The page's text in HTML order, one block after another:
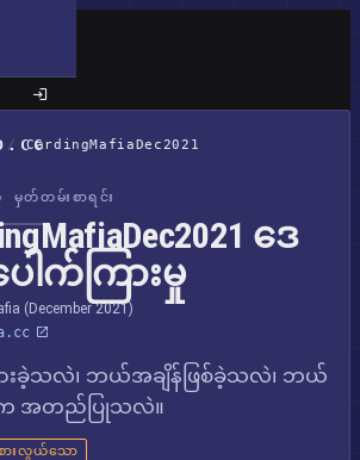
/ CardingMafiaDec2021
မှတ်တမ်းစာရင်း
ဒေ
ါက်ကြားမှု
(December 2021)
းခဲ့သလဲ၊ ဘယ်အချိန်ဖြစ်ခဲ့သလဲ၊ ဘယ်
အတည်ပြုသလဲ။
ားလွယ်သော